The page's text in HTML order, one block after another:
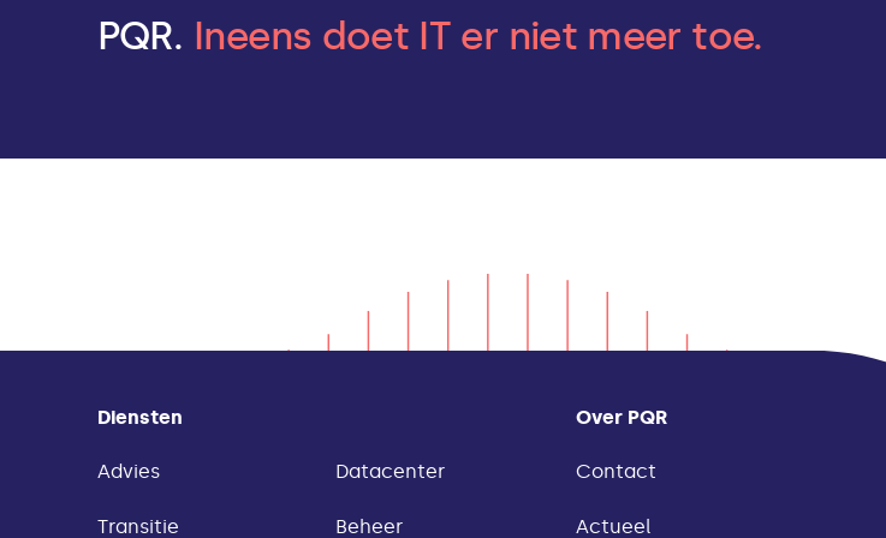
PQR. Ineens doet IT er niet meer toe.
Diensten
Advies
Transitie
Datacenter
Beheer
Over PQR
Contact
Actueel